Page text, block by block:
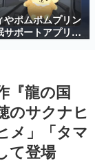
きクリエイター達
ていきます。
取材し、ゲームが
えた影響を探る企
トピック・タイト
ューや識者による
る決定版！
やポムポムプリン
サポートアプリ
が配信中。キャラ
『龍の国
のサクナヒ
メ」「タマ
て登場